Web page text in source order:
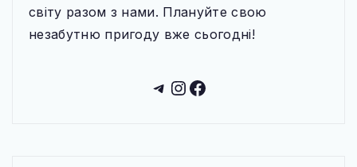
світу разом з нами. Плануйте свою
незабутню пригоду вже сьогодні!
Telegram
Instagram
Facebook